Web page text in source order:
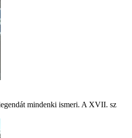
mindenki ismeri. A XVII. sz